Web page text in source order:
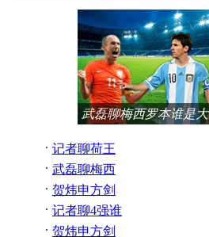
武磊聊梅西罗本谁是大
记者聊荷王
后挺阿根廷
武磊聊梅西
罗本谁是心
脏
贺炜申方剑
聊梅西罗本
记者聊4强谁
是真影帝
贺炜申方剑